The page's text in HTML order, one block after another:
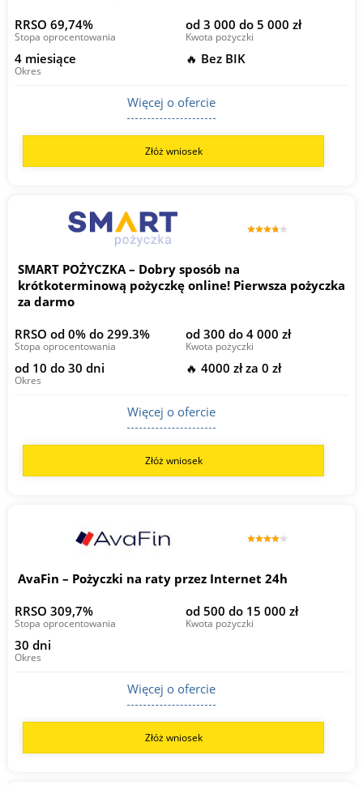
RRSO 69,74%
Stopa oprocentowania
od 3 000 do 5 000 zł
Kwota pożyczki
4 miesiące
Okres
🔥 Bez BIK
Więcej o ofercie
Złóż wniosek
SMART POŻYCZKA – Dobry sposób na
krótkoterminową pożyczkę online! Pierwsza pożyczka
za darmo
RRSO od 0% do 299.3%
Stopa oprocentowania
od 300 do 4 000 zł
Kwota pożyczki
od 10 do 30 dni
Okres
🔥 4000 zł za 0 zł
Więcej o ofercie
Złóż wniosek
AvaFin – Pożyczki na raty przez Internet 24h
RRSO 309,7%
Stopa oprocentowania
od 500 do 15 000 zł
Kwota pożyczki
30 dni
Okres
Więcej o ofercie
Złóż wniosek